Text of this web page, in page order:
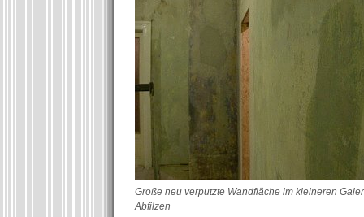
Große neu verputzte Wandfläche im kleineren
Abfilzen